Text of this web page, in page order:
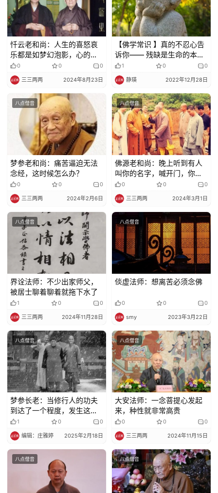
规
免
责
声
明
忏云老和尚：人生的喜怒哀
乐都是如梦幻泡影，心的本
体没有这些
0 0 0
三三两两 2024年8月23日
【佛学常识 】真的不忍心告
诉你—— 残缺是生命的本
质，也是世间的实相
1 0 0
静瑛 2022年12月28日
八点僧音
梦参老和尚：痛苦逼迫无法
念经，这时候怎么办？
0 0 0
三三两两 2024年2月6日
八点僧音
佛源老和尚：晚上听到有人
叫你的名字，喊开门，你不
要应声，它喊几声就走，不
会有事
0 0 0
三三两两 2024年3月1日
八点僧音
界诠法师：不少出家师父，
被居士聊着聊着就拖下水了
1 0 0
三三两两 2024年11月28日
八点僧音
倓虚法师：想离苦必须念佛
0 0 0
smy 2023年3月22日
八点僧音
梦参长老：当修行人的功夫
到达了一个程度，发生这种
事情的太多了，都会遭很大
的磨难
1 0 0
编辑：庄雅婷 2025年2月18日
八点僧音
大安法师：一念菩提心发起
来，种性就非常高贵
0 0 0
三三两两 2024年11月15日
八点僧音 八点僧音